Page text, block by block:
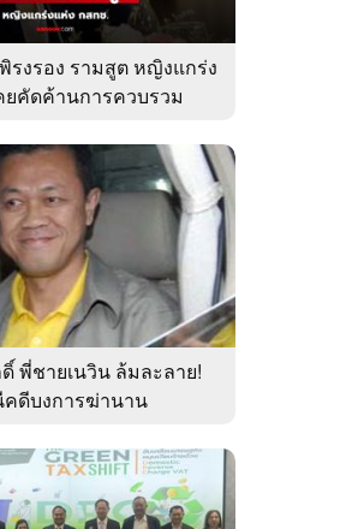
รงรอง รามสูต หญิงแกร่ง
ยคัดค้านการควบรวม
พี่ชายเนวิน ล้มละลาย!
คดีบงการฆ่านาน